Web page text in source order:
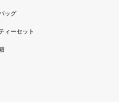
ッグ
ィーセット